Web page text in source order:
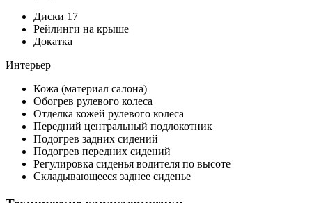
Диски 17
Рейлинги на крыше
Докатка
Интерьер
Кожа (материал салона)
Обогрев рулевого колеса
Отделка кожей рулевого колеса
Передний центральный подлокотник
Подогрев задних сидений
Подогрев передних сидений
Регулировка сиденья водителя по высоте
Складывающееся заднее сиденье